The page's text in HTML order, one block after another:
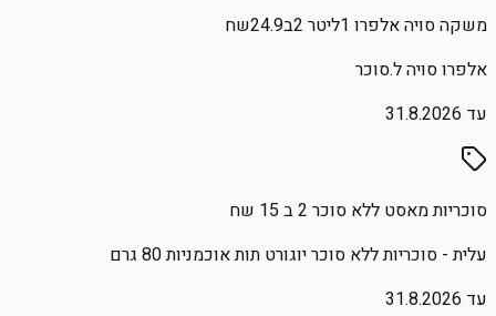
משקה סויה אלפרו 1ליטר 2ב24.9שח
אלפרו סויה ל.סוכר
עד 31.8.2026
סוכריות מאסט ללא סוכר 2 ב 15 שח
עלית - סוכריות ללא סוכר יוגורט תות אוכמניות 80 גרם
עד 31.8.2026